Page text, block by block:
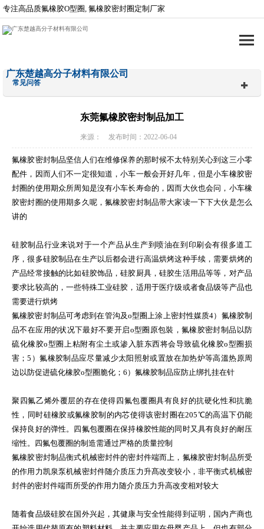
专注高品质氟橡胶O型圈, 氟橡胶密封圈定制厂家
广东楚越高分子材料有限公司
常见问答
东莞氟橡胶密封制品加工
来源： 发布时间：2022-06-04
氟橡胶密封制品坚信人们在维修保养的那时候不太特别关心到这三小零
配件，因而人们不一定很知道，小车一般会开好几年，但是小车橡胶密
封圈的使用期众所周知是沒有小车长寿命的，因而大伙也会问，小车橡
胶密封圈的使用期多久呢，氟橡胶密封制品带大家读一下下大伙是怎么
讲的
硅胶制品行业来说对于一个产品从生产到喷油在到印刷会有很多道工
序，很多硅胶制品在生产以后都会进行高温烘烤这种手续，需要烘烤的
产品经常接触的比如硅胶饰品，硅胶厨具，硅胶生活用品等等，对产品
要求比较高的，一些特殊工业硅胶，适用于医疗级或者食品级等产品也
需要进行烘烤
氟橡胶密封制品可考虑到在管沟及o型圈上涂上密封性媒质4）氟橡胶制
品不在应用的状况下最好不要开启o型圈原包裝，氟橡胶密封制品以防
硫化橡胶o型圈上粘附有尘土或渗入脏东西将会导致硫化橡胶o型圈损
害；5）氟橡胶制品应尽量减少太阳照射或置放在加热炉等高溫热原周
边以防促进硫化橡胶o型圈脆化；6）氟橡胶制品应防止绑扎挂在针
聚四氟乙烯外覆层的存在使得四氟包覆圈具有良好的抗硬化性和抗脆
性，同时硅橡胶或氟橡胶制的内芯使得该密封圈在205℃的高温下仍能
保持良好的弹性。四氟包覆圈在保持橡胶性能的同时又具有良好的耐压
缩性。四氟包覆圈的制造需通过严格的质量控制
氟橡胶密封制品衡式机械密封件的密封件端而上，氟橡胶密封制品所受
的作用力凯泉泵机械密封件随介质压力升髙改变较小，非平衡式机械密
封件的密封件端而所受的作用力随介质压力升高改变相对较大
随着食品级硅胶在国外兴起，其健康与安全性能得到证明，国内产商也